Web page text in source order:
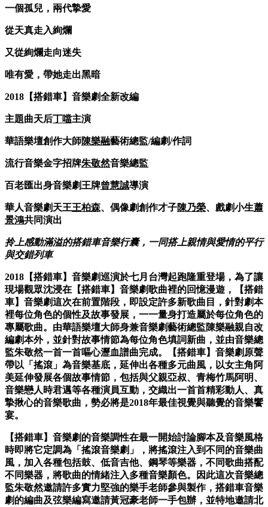
一個孤兒，兩代摯愛
從天真走入絢爛
又從絢爛走向迷失
唯有愛，帶她走出黑暗
2018【搭錯車】音樂劇全新改編
主題曲天后丁噹主演
華語樂壇創作大師陳樂融藝術總監/編劇/作詞
流行音樂金字招牌朱敬然音樂總監
百老匯出身音樂劇王牌曾慧誠導演
華人音樂劇天王王柏森、偶像劇創作才子陳乃榮、戲劇小生蕭
景鴻共同演出
拎上感動滿溢的搭錯車音樂行囊，一同搭上親情與愛情的平行
與交錯列車
2018【搭錯車】音樂劇巡演於七月台灣起跑隆重登場，為了讓
現場觀眾沈浸在【搭錯車】音樂劇歌曲裡的回憶漫遊，【搭錯
車】音樂劇這次在前置階段，即設定許多新歌曲目，針對劇本
裡每位角色的個性及故事發展，一一量身打造屬於每位角色的
專屬歌曲。由華語樂壇大師身兼音樂劇藝術總監陳樂融親自改
編劇本外，並針對故事情節為每位角色填詞新曲，並由音樂總
監朱敬然一首一首嘔心瀝血譜曲完成。【搭錯車】音樂劇原聲
帶以「搖滾」為音樂基底，延伸出各種多元曲風，以女主角阿
美延伸發展各個故事情節，包括與父親亞叔、青梅竹馬阿明、
音樂戀人時君邁等各種演員互動，交織出一首首精彩動人、真
摯揪心的音樂歌曲，勢必將是2018年最佳視覺與聽覺的音樂饗
宴。
【搭錯車】音樂劇的音樂調性在最一開始討論腳本及音樂風格
時即將它定調為「搖滾音樂劇」，將搖滾注入到不同的音樂曲
風，加入各種包括鼓、低音吉他、鋼琴等樂器，不同歌曲搭配
不同樂器，將歌曲的情緒注入多種音樂顏色。因此這次音樂總
監朱敬然邀請許多實力堅強的樂手老師參與製作，搭錯車音樂
劇的編曲及弦樂編寫邀請黃冠豪老師一手包辦，並特地邀請北